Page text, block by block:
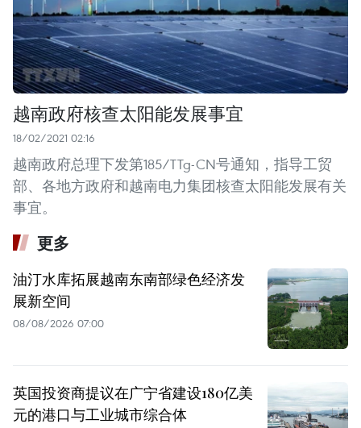
越南政府核查太阳能发展事宜
18/02/2021 02:16
越南政府总理下发第185/TTg-CN号通知，指导工贸
部、各地方政府和越南电力集团核查太阳能发展有关
事宜。
更多
油汀水库拓展越南东南部绿色经济发
展新空间
08/08/2026 07:00
英国投资商提议在广宁省建设180亿美
元的港口与工业城市综合体